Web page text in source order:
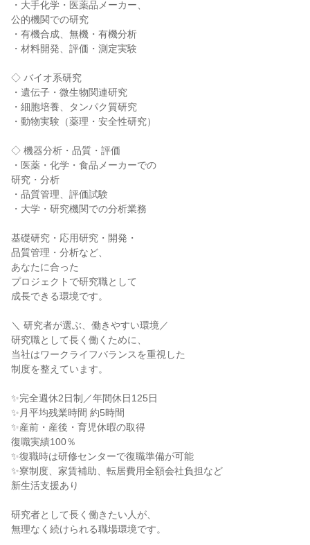
・大手化学・医薬品メーカー、
公的機関での研究
・有機合成、無機・有機分析
・材料開発、評価・測定実験
◇ バイオ系研究
・遺伝子・微生物関連研究
・細胞培養、タンパク質研究
・動物実験（薬理・安全性研究）
◇ 機器分析・品質・評価
・医薬・化学・食品メーカーでの
研究・分析
・品質管理、評価試験
・大学・研究機関での分析業務
基礎研究・応用研究・開発・
品質管理・分析など、
あなたに合った
プロジェクトで研究職として
成長できる環境です。
＼ 研究者が選ぶ、働きやすい環境／
研究職として長く働くために、
当社はワークライフバランスを重視した
制度を整えています。
✨完全週休2日制／年間休日125日
✨月平均残業時間 約5時間
✨産前・産後・育児休暇の取得
復職実績100％
✨復職時は研修センターで復職準備が可能
✨寮制度、家賃補助、転居費用全額会社負担など
新生活支援あり
研究者として長く働きたい人が、
無理なく続けられる職場環境です。